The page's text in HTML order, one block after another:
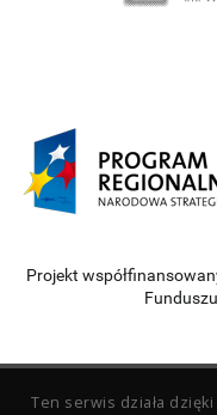
Projekt
Ten serwis działa